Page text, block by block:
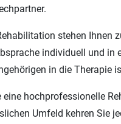
stehen
individuell und
in die Therapie
hochprofessionelle
Umfeld kehren Sie